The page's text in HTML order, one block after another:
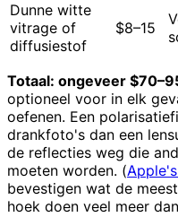
Dunne witte
vitrage of
diffusiestof
$8–15
Totaal: ongeveer
optioneel voor in elk
oefenen. Een
drankfoto's dan een
de reflecties weg die
moeten worden. (
bevestigen wat de
hoek doen veel meer